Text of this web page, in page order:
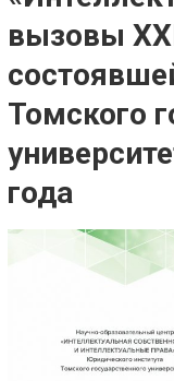
вызовы
Томского
года